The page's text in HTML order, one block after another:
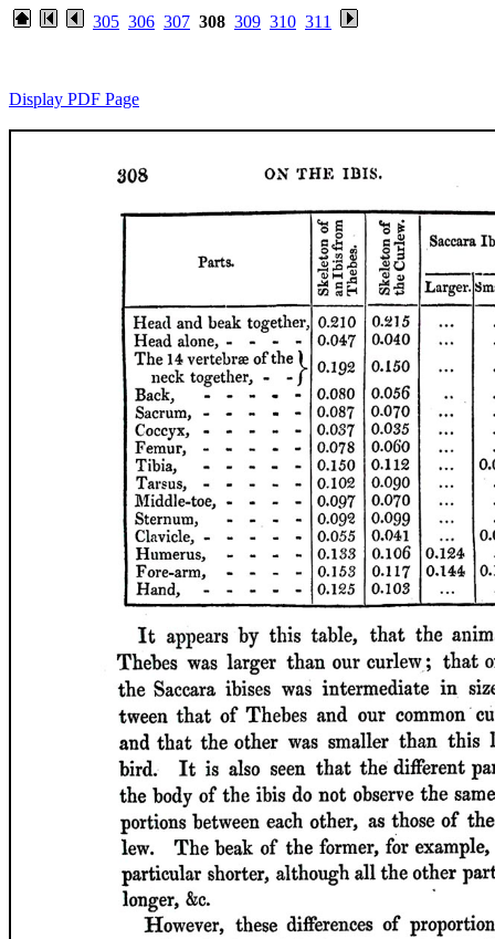
305 306 307 308 309 310 311
Display PDF Page